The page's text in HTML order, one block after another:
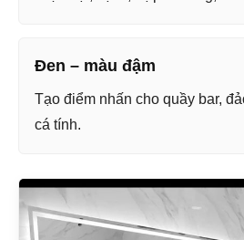
Đen – màu đậm
Tạo điểm nhấn cho quầy bar,
cá tính.